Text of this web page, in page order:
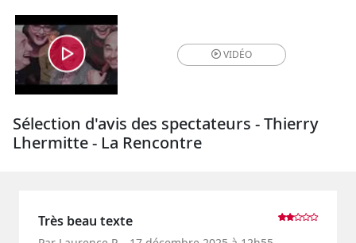
VIDÉO
Sélection d'avis des spectateurs - Thierry
Lhermitte - La Rencontre
Très beau texte